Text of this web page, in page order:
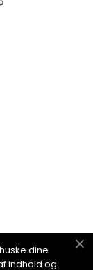
dine
indhold og